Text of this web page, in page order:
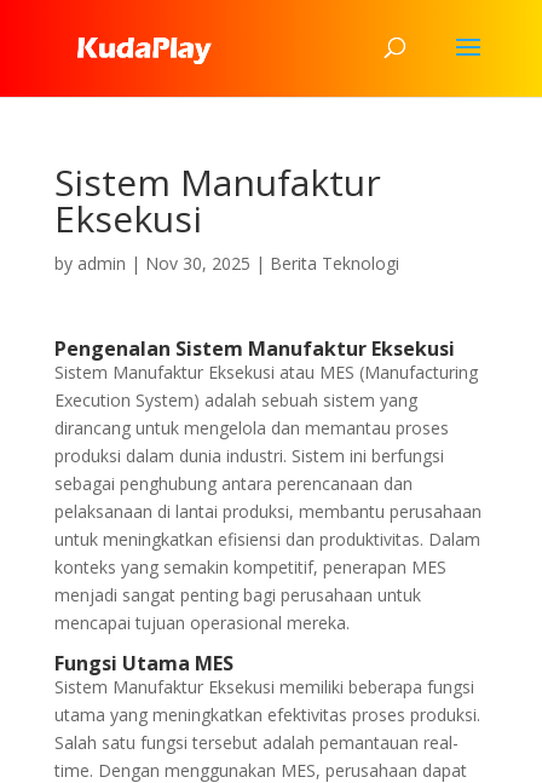
Sistem Manufaktur
Eksekusi
by admin | Nov 30, 2025 | Berita Teknologi
Pengenalan Sistem Manufaktur Eksekusi
Sistem Manufaktur Eksekusi atau MES (Manufacturing
Execution System) adalah sebuah sistem yang
dirancang untuk mengelola dan memantau proses
produksi dalam dunia industri. Sistem ini berfungsi
sebagai penghubung antara perencanaan dan
pelaksanaan di lantai produksi, membantu perusahaan
untuk meningkatkan efisiensi dan produktivitas. Dalam
konteks yang semakin kompetitif, penerapan MES
menjadi sangat penting bagi perusahaan untuk
mencapai tujuan operasional mereka.
Fungsi Utama MES
Sistem Manufaktur Eksekusi memiliki beberapa fungsi
utama yang meningkatkan efektivitas proses produksi.
Salah satu fungsi tersebut adalah pemantauan real-
time. Dengan menggunakan MES, perusahaan dapat